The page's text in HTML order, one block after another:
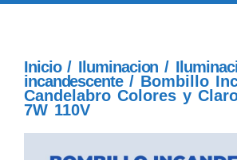
Inicio/ Iluminacion /
incandescente/ Bombillo
Candelabro Colores y
7W 110V